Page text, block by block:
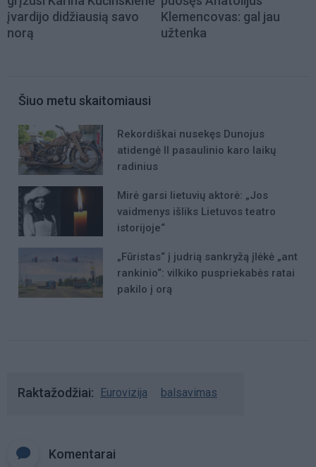
įvardijo didžiausią savo
norą
Klemencovas: gal jau
užtenka
Šiuo metu skaitomiausi
Rekordiškai nusekęs Dunojus
atidengė II pasaulinio karo laikų
radinius
Mirė garsi lietuvių aktorė: „Jos
vaidmenys išliks Lietuvos teatro
istorijoje“
„Fūristas“ į judrią sankryžą įlėkė „ant
rankinio“: vilkiko puspriekabės ratai
pakilo į orą
Raktažodžiai Eurovizija balsavimas
Komentarai